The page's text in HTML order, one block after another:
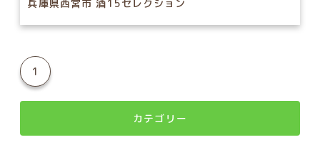
兵庫県西宮市 酒15セレクション
1
カテゴリー